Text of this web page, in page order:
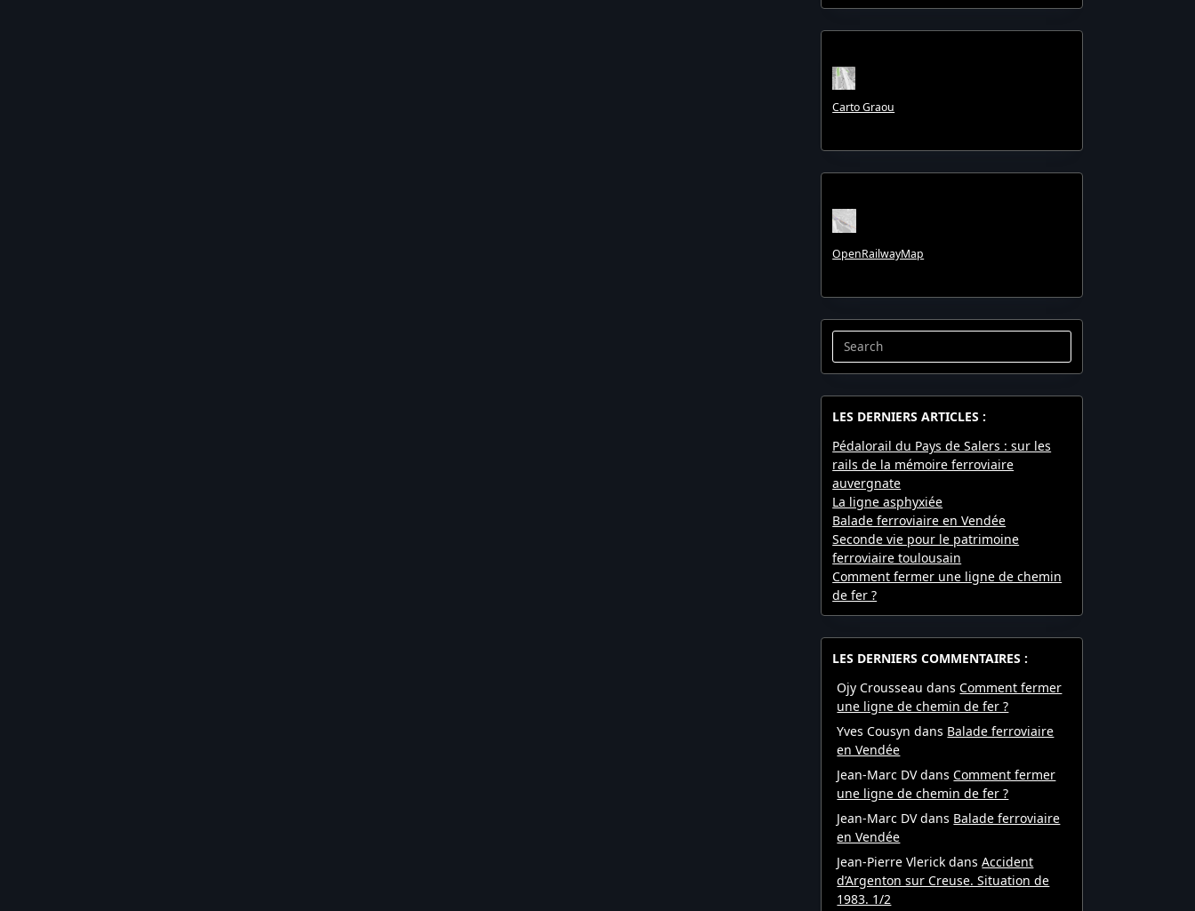
Carto Graou
OpenRailwayMap
Search
for:
LES DERNIERS ARTICLES :
Pédalorail du Pays de Salers : sur les
rails de la mémoire ferroviaire
auvergnate
La ligne asphyxiée
Balade ferroviaire en Vendée
Seconde vie pour le patrimoine
ferroviaire toulousain
Comment fermer une ligne de chemin
de fer ?
LES DERNIERS COMMENTAIRES :
Ojy Crousseau dansComment fermer
une ligne de chemin de fer ?
Yves Cousyn dans Balade ferroviaire
en Vendée
Jean-Marc DVdansComment fermer
une ligne de chemin de fer ?
Jean-Marc DVdans Balade ferroviaire
en Vendée
Jean-Pierre Vlerick dansAccident
d’Argenton sur Creuse. Situation de
1983. 1/2